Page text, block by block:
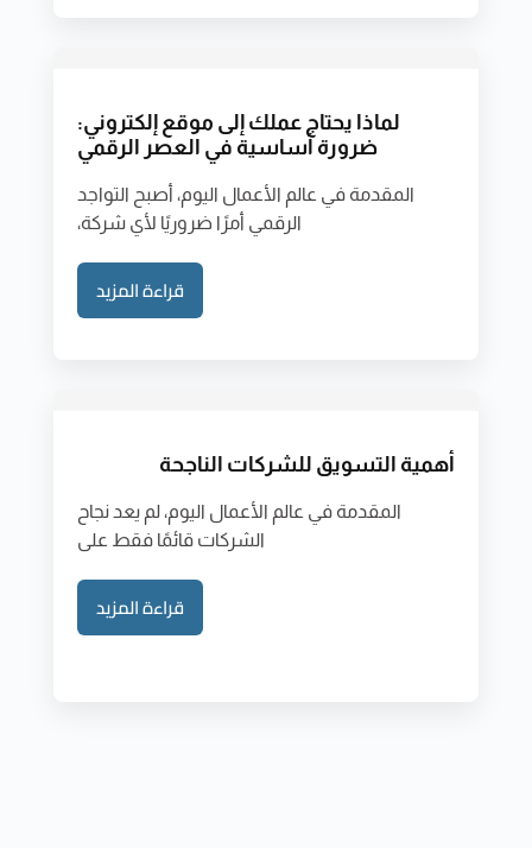
لماذا يحتاج عملك إلى موقع إلكتروني:
ضرورة أساسية في العصر الرقمي
المقدمة في عالم الأعمال اليوم، أصبح التواجد
الرقمي أمرًا ضروريًا لأي شركة،
قراءة المزيد
أهمية التسويق للشركات الناجحة
المقدمة في عالم الأعمال اليوم، لم يعد نجاح
الشركات قائمًا فقط على
قراءة المزيد